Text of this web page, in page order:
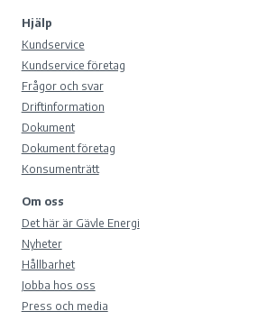
Hjälp
Kundservice
Kundservice företag
Frågor och svar
Driftinformation
Dokument
Dokument företag
Konsumenträtt
Om oss
Det här är Gävle Energi
Nyheter
Hållbarhet
Jobba hos oss
Press och media